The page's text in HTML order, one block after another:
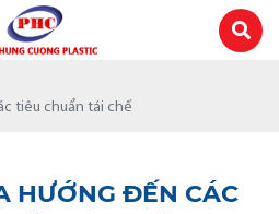
tiêu chuẩn tái chế
HƯỚNG ĐẾN CÁC